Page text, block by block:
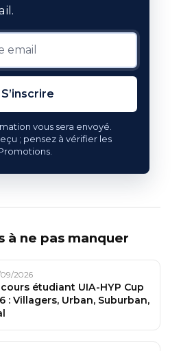
S’inscrire
vous sera envoyé.
; pensez à vérifier les
à ne pas manquer
09/2026
étudiant UIA-HYP Cup
: Villagers, Urban, Suburban,